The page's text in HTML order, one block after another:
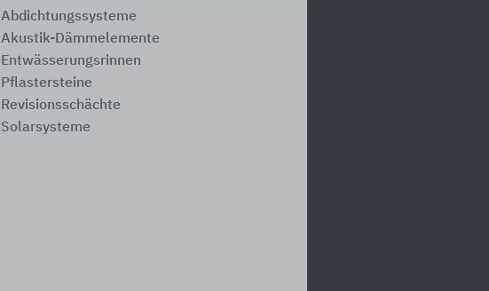
Abdichtungssysteme
Akustik-Dämmelemente
Entwässerungsrinnen
Pflastersteine
Revisionsschächte
Solarsysteme